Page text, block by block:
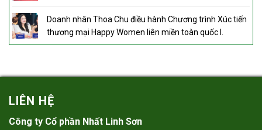
Doanh nhân Thoa Chu điều hành Chương trình Xúc tiến
thương mại Happy Women liên miền toàn quốc I.
LIÊN HỆ
Công ty Cổ phần Nhất Linh Sơn